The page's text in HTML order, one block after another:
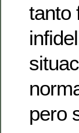
tanto
pero